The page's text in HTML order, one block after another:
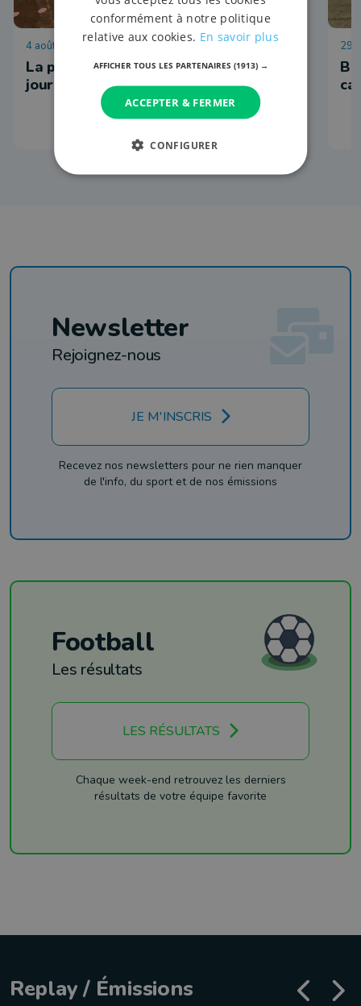
4 août 2026 à 14:31
La province invite les enfants pour un
jour à Houtopia
29
Newsletter
Rejoignez-nous
JE M'INSCRIS
Recevez nos newsletters pour ne rien manquer
de l'info, du sport et de nos émissions
Football
Les résultats
LES RÉSULTATS
Chaque week-end retrouvez les derniers
résultats de votre équipe favorite
Replay / Émissions
conformément à notre politique
relative aux cookies. En savoir plus
AFFICHER TOUS LES PARTENAIRES (1913) →
ACCEPTER & FERMER
CONFIGURER